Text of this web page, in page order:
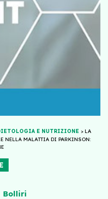
E NUTRIZIONE > LA
NELLA MALATTIA DI PARKINSON:
Bolliri